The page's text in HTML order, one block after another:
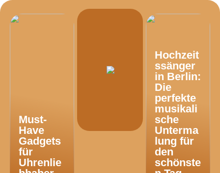
Must-
Have
Gadgets
für
Uhrenlie
Hochzeit
ssänger
in Berlin:
Die
perfekte
musikali
sche
Unterma
lung für
den
schönste